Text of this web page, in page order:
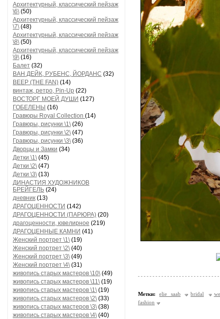
Архитектурный, классический пейзаж
\6\(50)
Архитектурный, классический пейзаж
\7\(48)
Архитектурный, классический пейзаж
\8\(50)
Архитектурный, классический пейзаж
\9\(16)
Балет (32)
ВАН ДЕЙК, РУБЕНС, ЙОРДАНС (32)
ВЕЕР (THE FAN) (14)
винтаж, ретро, Pin-Up (22)
ВОСТОРГ МОЕЙ ДУШИ (127)
ГОБЕЛЕНЫ (16)
Гравюры Royal Collection (14)
Гравюры, рисунки \1\(26)
Гравюры, рисунки \2\(47)
Гравюры, рисунки \3\(36)
Дворцы и Замки (34)
Детки \1\(45)
Детки \2\(47)
Детки \3\(13)
ДИНАСТИЯ ХУДОЖНИКОВ
БРЕЙГЕЛЬ (24)
дневник (13)
ДРАГОЦЕННОСТИ (142)
ДРАГОЦЕННОСТИ (ПАРЮРА) (20)
драгоценности, ювелирное (219)
ДРАГОЦЕННЫЕ КАМНИ (41)
Женский портрет \1\(19)
Женский портрет \2\(40)
Женский портрет \3\(49)
Женский портрет \4\(31)
живопись старых мастеров \10\(49)
живопись старых мастеров \11\(19)
живопись старых мастеров \1\(19)
живопись старых мастеров \2\(33)
живопись старых мастеров \3\(38)
живопись старых мастеров \4\(40)
Метки: elie saab bridal
fashion